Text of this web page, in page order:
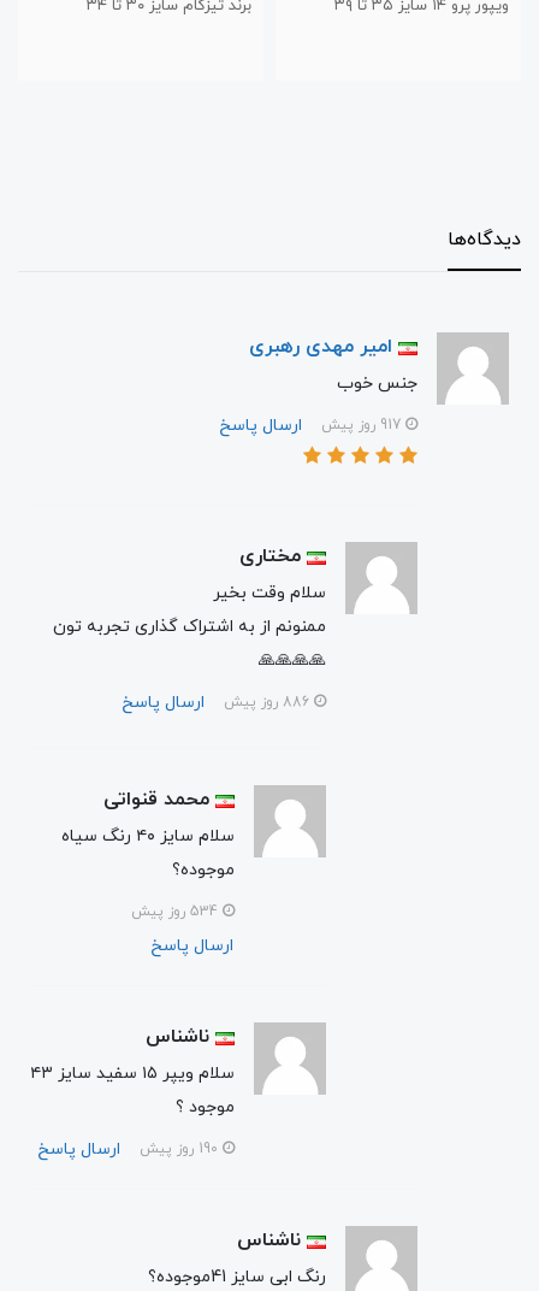
ویپور پرو ۱۴ سایز ۳۵ تا ۳۹
برند تیزگام سایز ۳۰ تا ۳۴
دیدگاه‌ها
امیر مهدی رهبری
جنس خوب
ارسال پاسخ
مختاری
سلام وقت بخیر
ممنونم از به اشتراک گذاری تجربه تون
🙏🙏🙏🙏
ارسال پاسخ
محمد قنواتی
سلام سایز ۴۰ رنگ سیاه
موجوده؟
ارسال پاسخ
ناشناس
سلام ویپر ۱۵ سفید سایز ۴۳
موجود ؟
ارسال پاسخ
ناشناس
رنگ ابی سایز 41موجوده؟